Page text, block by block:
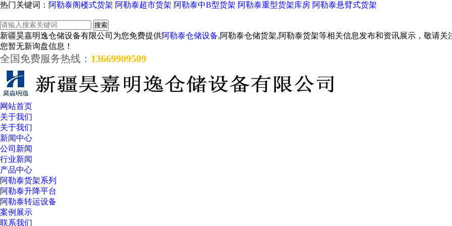
热门关键词： 阿勒泰阁楼式货架 阿勒泰超市货架 阿勒泰中B型货架 阿勒泰重型货架库房 阿勒泰悬臂式货架
新疆昊嘉明逸仓储设备有限公司为您免费提供阿勒泰仓储设备,阿勒泰仓储货架,阿勒泰货架等相关信息发布和资讯展示，敬请关
您暂无新询盘信息！
全国免费服务热线： 13669909509
网站首页
关于我们
关于我们
新闻中心
公司新闻
行业新闻
产品中心
阿勒泰货架系列
阿勒泰升降平台
阿勒泰转运设备
案例展示
联系我们